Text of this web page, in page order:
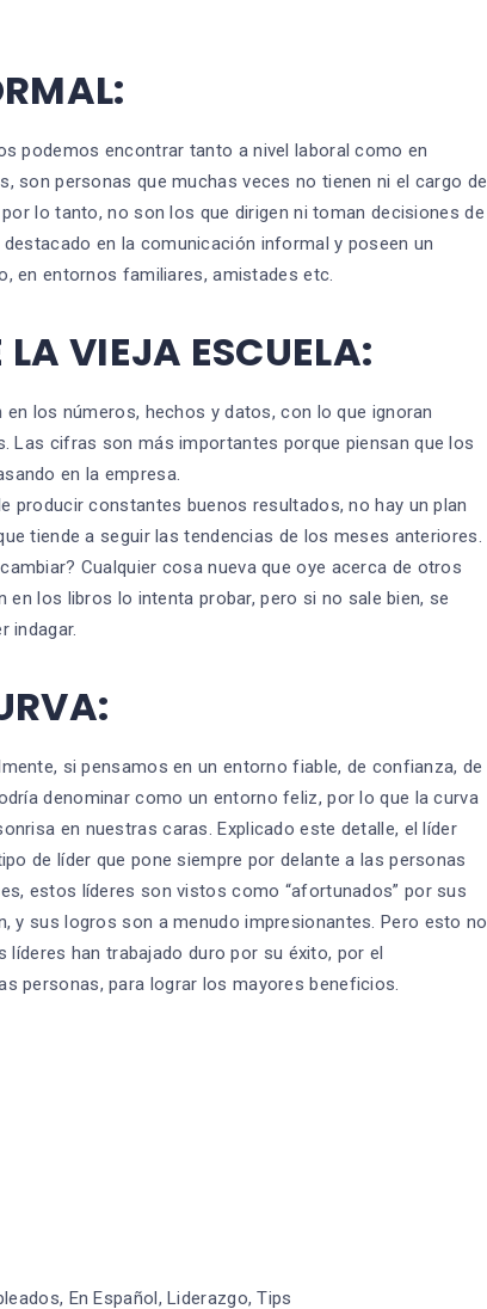
podemos encontrar tanto a nivel laboral como en
son personas que muchas veces no tienen ni el cargo de
lo tanto, no son los que dirigen ni toman decisiones de
en la comunicación informal y poseen un
en entornos familiares, amistades etc.
LA VIEJA ESCUELA:
los números, hechos y datos, con lo que ignoran
Las cifras son más importantes porque piensan que los
en la empresa.
producir constantes buenos resultados, no hay un plan
tiende a seguir las tendencias de los meses anteriores.
Cualquier cosa nueva que oye acerca de otros
los libros lo intenta probar, pero si no sale bien, se
indagar.
si pensamos en un entorno fiable, de confianza, de
denominar como un entorno feliz, por lo que la curva
en nuestras caras. Explicado este detalle, el líder
de líder que pone siempre por delante a las personas
estos líderes son vistos como “afortunados” por sus
y sus logros son a menudo impresionantes. Pero esto no
han trabajado duro por su éxito, por el
personas, para lograr los mayores beneficios.
, En Español,Liderazgo,Tips